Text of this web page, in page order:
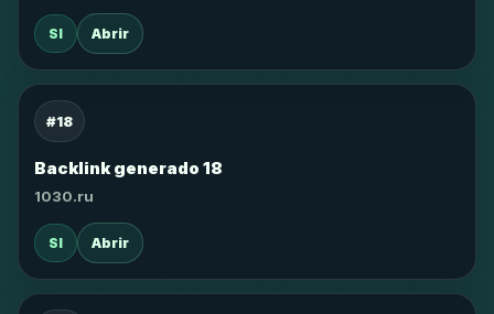
SI Abrir
#18
Backlink generado 18
1030.ru
SI Abrir